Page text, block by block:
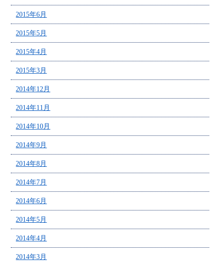
2015年6月
2015年5月
2015年4月
2015年3月
2014年12月
2014年11月
2014年10月
2014年9月
2014年8月
2014年7月
2014年6月
2014年5月
2014年4月
2014年3月